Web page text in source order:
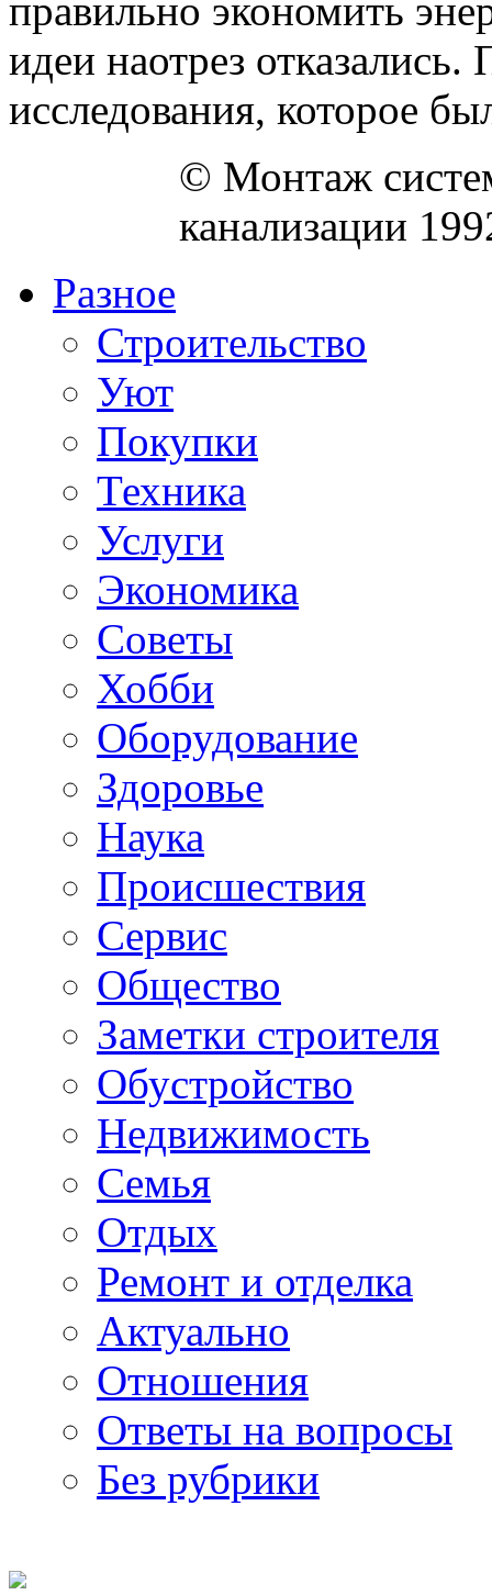
правильно экономить
идеи наотрез
исследования, которое
© Монтаж
канализации
Разное
Строительство
Уют
Покупки
Техника
Услуги
Экономика
Советы
Хобби
Oборудование
Здоровье
Наука
Происшествия
Сервис
Общество
Заметки строителя
Обустройство
Недвижимость
Семья
Отдых
Ремонт и отделка
Актуально
Отношения
Ответы на вопросы
Без рубрики